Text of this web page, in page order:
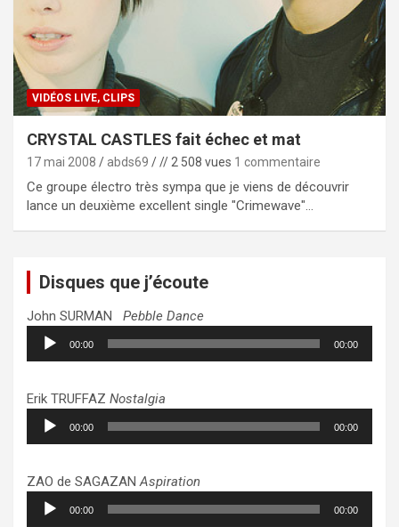
VIDÉOS LIVE, CLIPS
CRYSTAL CASTLES fait échec et mat
17 mai 2008 abds69 // 2 508 vues 1 commentaire
Ce groupe électro très sympa que je viens de découvrir
lance un deuxième excellent single "Crimewave"…
Disques que j’écoute
John SURMAN Pebble Dance
Lecteur
audio
00:00 00:00
Erik TRUFFAZ Nostalgia
Lecteur
audio
00:00 00:00
ZAO de SAGAZANAspiration
Lecteur
audio
00:00 00:00